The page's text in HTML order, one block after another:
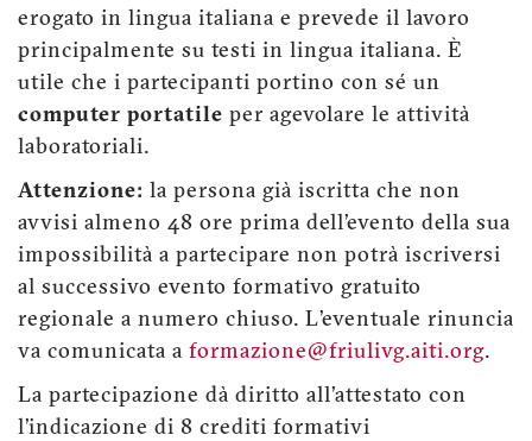
erogato in lingua italiana e prevede il lavoro
principalmente su testi in lingua italiana. È
utile che i partecipanti portino con sé un
computer portatile per agevolare le attività
laboratoriali.
Attenzione: la persona già iscritta che non
avvisi almeno 48 ore prima dell’evento della sua
impossibilità a partecipare non potrà iscriversi
al successivo evento formativo gratuito
regionale a numero chiuso. L’eventuale rinuncia
va comunicata a formazione@friulivg.aiti.org.
La partecipazione dà diritto all’attestato con
l’indicazione di 8 crediti formativi